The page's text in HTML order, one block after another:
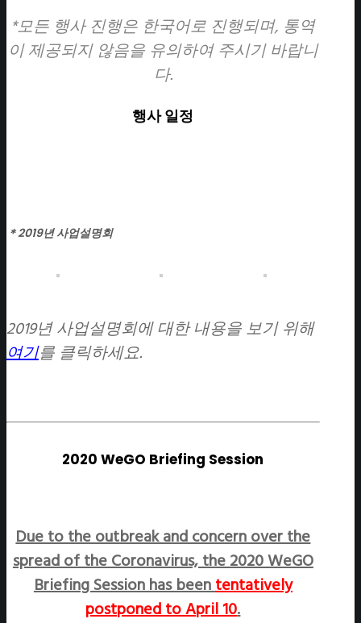
*모든 행사 진행은 한국어로 진행되며, 통역
이 제공되지 않음을 유의하여 주시기 바랍니
다.
행사 일정
＊2019년 사업설명회
2019년 사업설명회에 대한 내용을 보기 위해
여기를 클릭하세요.
2020 WeGO Briefing Session
Due to the outbreak and concern over the
spread of the Coronavirus, the 2020 WeGO
Briefing Session has beententatively
postponed to April 10.